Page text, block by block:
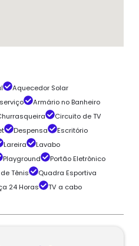
Aquecedor Solar
Armário no Banheiro
Circuito de TV
Despensa
Escritório
Lareira
Lavabo
Playground
Portão Eletrônico
Tênis
Quadra Esportiva
24 Horas
TV a cabo